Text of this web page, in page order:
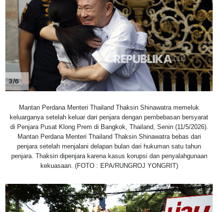
3/6
Mantan Perdana Menteri Thailand Thaksin Shinawatra memeluk
keluarganya setelah keluar dari penjara dengan pembebasan bersyarat
di Penjara Pusat Klong Prem di Bangkok, Thailand, Senin (11/5/2026).
Mantan Perdana Menteri Thailand Thaksin Shinawatra bebas dari
penjara setelah menjalani delapan bulan dari hukuman satu tahun
penjara. Thaksin dipenjara karena kasus korupsi dan penyalahgunaan
kekuasaan. (FOTO : EPA/RUNGROJ YONGRIT)